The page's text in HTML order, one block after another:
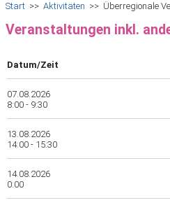
Start >> Aktivitäten >> Überregionale
Veranstaltungen inkl.
Datum/Zeit
07.08.2026
8:00 - 9:30
13.08.2026
14:00 - 15:30
14.08.2026
0:00